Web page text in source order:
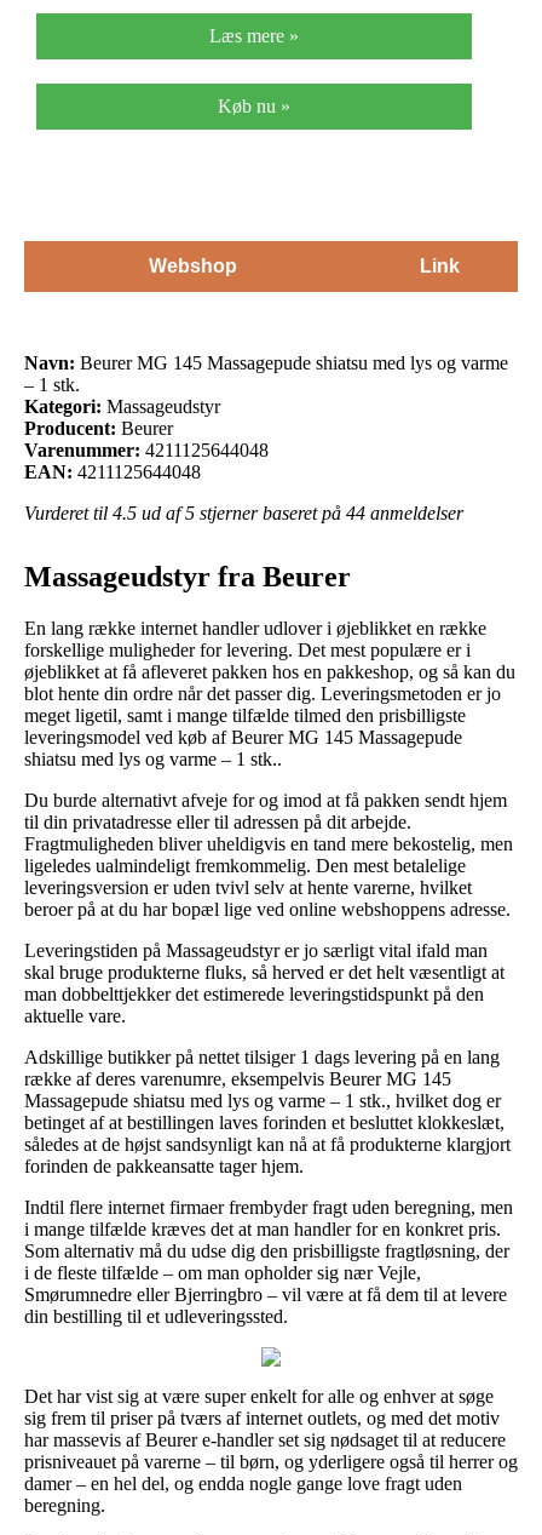
Læs mere »
Køb nu »
Webshop Link
Navn: Beurer MG 145 Massagepude shiatsu med lys og varme
– 1 stk.
Kategori: Massageudstyr
Producent: Beurer
Varenummer: 4211125644048
EAN: 4211125644048
Vurderet til 4.5 ud af 5 stjerner baseret på 44 anmeldelser
Massageudstyr fra Beurer
En lang række internet handler udlover i øjeblikket en række
forskellige muligheder for levering. Det mest populære er i
øjeblikket at få afleveret pakken hos en pakkeshop, og så kan du
blot hente din ordre når det passer dig. Leveringsmetoden er jo
meget ligetil, samt i mange tilfælde tilmed den prisbilligste
leveringsmodel ved køb af Beurer MG 145 Massagepude
shiatsu med lys og varme – 1 stk..
Du burde alternativt afveje for og imod at få pakken sendt hjem
til din privatadresse eller til adressen på dit arbejde.
Fragtmuligheden bliver uheldigvis en tand mere bekostelig, men
ligeledes ualmindeligt fremkommelig. Den mest betalelige
leveringsversion er uden tvivl selv at hente varerne, hvilket
beroer på at du har bopæl lige ved online webshoppens adresse.
Leveringstiden på Massageudstyr er jo særligt vital ifald man
skal bruge produkterne fluks, så herved er det helt væsentligt at
man dobbelttjekker det estimerede leveringstidspunkt på den
aktuelle vare.
Adskillige butikker på nettet tilsiger 1 dags levering på en lang
række af deres varenumre, eksempelvis Beurer MG 145
Massagepude shiatsu med lys og varme – 1 stk., hvilket dog er
betinget af at bestillingen laves forinden et besluttet klokkeslæt,
således at de højst sandsynligt kan nå at få produkterne klargjort
forinden de pakkeansatte tager hjem.
Indtil flere internet firmaer frembyder fragt uden beregning, men
i mange tilfælde kræves det at man handler for en konkret pris.
Som alternativ må du udse dig den prisbilligste fragtløsning, der
i de fleste tilfælde – om man opholder sig nær Vejle,
Smørumnedre eller Bjerringbro – vil være at få dem til at levere
din bestilling til et udleveringssted.
Det har vist sig at være super enkelt for alle og enhver at søge
sig frem til priser på tværs af internet outlets, og med det motiv
har massevis af Beurer e-handler set sig nødsaget til at reducere
prisniveauet på varerne – til børn, og yderligere også til herrer og
damer – en hel del, og endda nogle gange love fragt uden
beregning.